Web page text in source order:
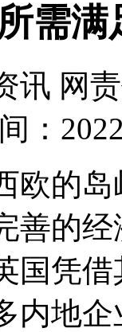
需
讯 网
：
的岛
善的
国凭
内地